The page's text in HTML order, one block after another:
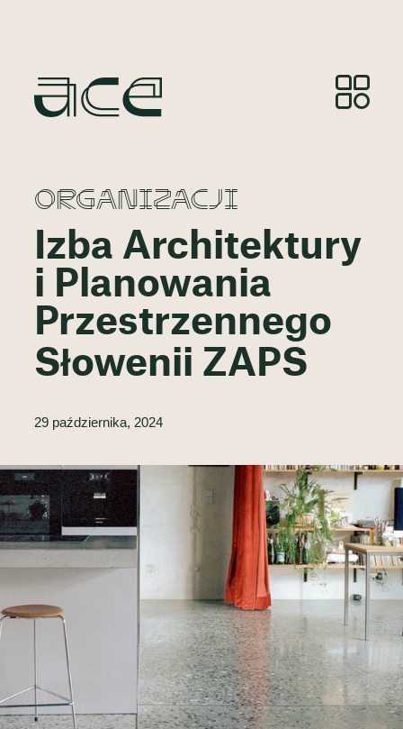
ORGANIZACJI
Izba Architektury
i Planowania
Przestrzennego
Słowenii ZAPS
29 października, 2024